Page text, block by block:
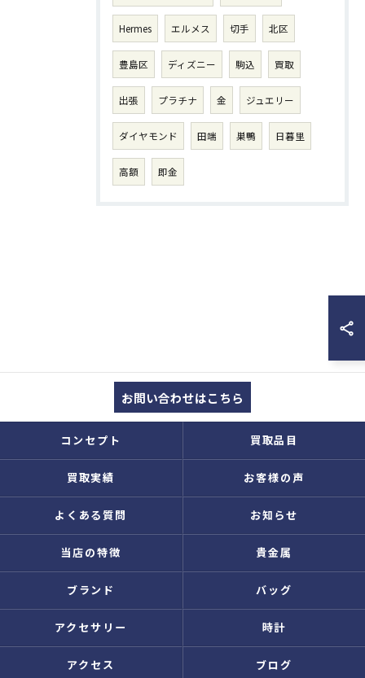
Hermes エルメス 切手 北区
豊島区 ディズニー 駒込 買取
出張 プラチナ 金 ジュエリー
ダイヤモンド 田端 巣鴨 日暮里
高額 即金
お問い合わせはこちら
コンセプト 買取品目
買取実績 お客様の声
よくある質問 お知らせ
当店の特徴 貴金属
ブランド バッグ
アクセサリー 時計
アクセス ブログ